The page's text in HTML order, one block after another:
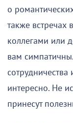
о
также встречах
коллегами или
вам
интересно. Не
принесут